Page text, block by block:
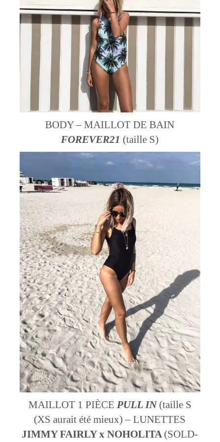
BODY – MAILLOT DE BAIN
FOREVER21 (taille S)
MAILLOT 1 PIÈCE PULL IN(taille S
(XS aurait été mieux) – LUNETTES
JIMMY FAIRLY x NOHOLITA (SOLD-